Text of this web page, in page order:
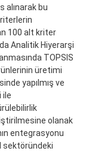
alınarak bu
100 alt kriter
Analitik Hiyerarşi
TOPSIS
üretimi
yapılmış ve
ile
olanak
entegrasyonu
sektöründeki